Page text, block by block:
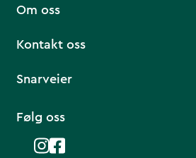
Om oss
Kontakt oss
Snarveier
Følg oss